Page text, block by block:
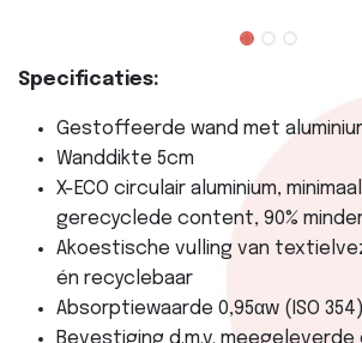
Specificaties:
Gestoffeerde wand met
Wanddikte 5cm
X-ECO circulair aluminium,
gerecyclede content, 90%
Akoestische vulling van
én recyclebaar
Absorptiewaarde 0,95αw (ISO 354)